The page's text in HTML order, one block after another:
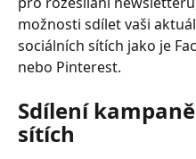
možnosti sdílet vaši
sociálních sítích jako je
nebo Pinterest.
Sdílení
sítích